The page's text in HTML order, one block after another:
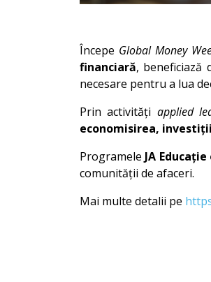
Începe Global Money
financiară, beneficiază
necesare pentru a lua
Prin activități applied
economisirea,
Programele JA
comunității de afaceri.
Mai multe detalii pe